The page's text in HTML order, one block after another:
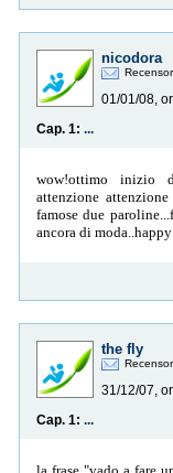
nicodora
01/01/08,
Cap. 1: ...
wow!ottimo inizio
attenzione
famose due
ancora di
the fly
31/12/07,
Cap. 1: ...